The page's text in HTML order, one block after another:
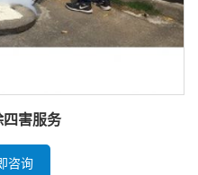
四害服务
咨询